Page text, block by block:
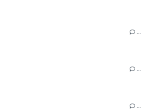
…
…
…